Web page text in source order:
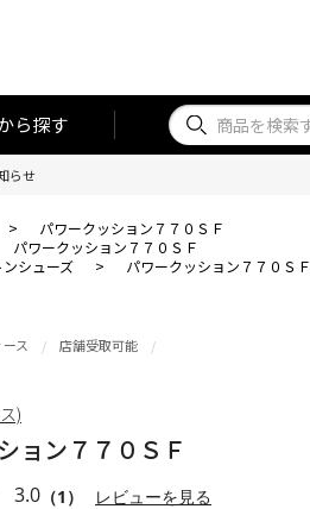
ら探す
らせ
>
パワークッション７７０ＳＦ
パワークッション７７０ＳＦ
シューズ > パワークッション７７０ＳＦ
ース 店舗受取可能
ョン７７０ＳＦ
3.0 （1） レビューを見る
)